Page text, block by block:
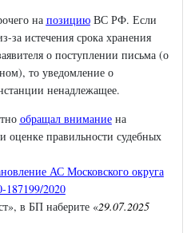
на позициюВС РФ. Если
за истечения срока хранения
о поступлении письма (о
то уведомление о
ненадлежащее.
обращал вниманиена
оценке правильности судебных
АС Московского округа
187199/2020
в БП наберите «29.07.2025